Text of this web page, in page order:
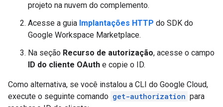
projeto na nuvem do complemento.
Acesse a guia Implantações HTTP do SDK do
Google Workspace Marketplace.
Na seção Recurso de autorização, acesse o campo
ID do cliente OAuth e copie o ID.
Como alternativa, se você instalou a CLI do Google Cloud,
execute o seguinte comando get-authorization para